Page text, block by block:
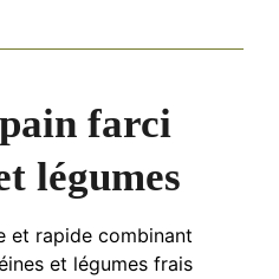
farci
légumes
et rapide combinant
et légumes frais